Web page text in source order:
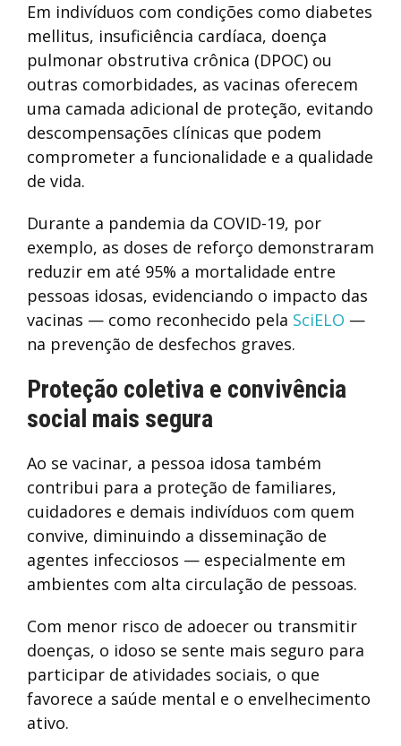
Em indivíduos com condições como diabetes
mellitus, insuficiência cardíaca, doença
pulmonar obstrutiva crônica (DPOC) ou
outras comorbidades, as vacinas oferecem
uma camada adicional de proteção, evitando
descompensações clínicas que podem
comprometer a funcionalidade e a qualidade
de vida.
Durante a pandemia da COVID-19, por
exemplo, as doses de reforço demonstraram
reduzir em até 95% a mortalidade entre
pessoas idosas, evidenciando o impacto das
vacinas — como reconhecido pela SciELO —
na prevenção de desfechos graves.
Proteção coletiva e convivência
social mais segura
Ao se vacinar, a pessoa idosa também
contribui para a proteção de familiares,
cuidadores e demais indivíduos com quem
convive, diminuindo a disseminação de
agentes infecciosos — especialmente em
ambientes com alta circulação de pessoas.
Com menor risco de adoecer ou transmitir
doenças, o idoso se sente mais seguro para
participar de atividades sociais, o que
favorece a saúde mental e o envelhecimento
ativo.